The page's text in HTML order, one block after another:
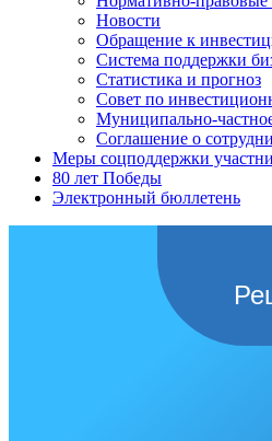
Новости
Обращение к
Система поддержки
Статистика и прогноз
Совет по
Муниципально-
Соглашение о
Меры соцподдержки
80 лет Победы
Электронный бюллетень